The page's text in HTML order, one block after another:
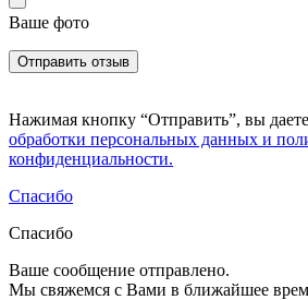
Ваше фото
Нажимая кнопку “Отправить”, вы даете
обработки персональных данных и
конфиденциальности.
Спасибо
Спасибо
Ваше сообщение отправлено.
Мы свяжемся с Вами в ближайшее